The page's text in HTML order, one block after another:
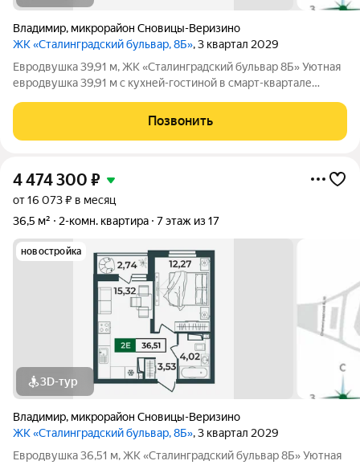
Владимир, микрорайон Сновицы-Веризино
ЖК «Сталинградский бульвар, 8Б», 3 квартал 2029
Евродвушка 39,91 м, ЖК «Сталинградский бульвар 8Б» Уютная
евродвушка 39,91 м с кухней-гостиной в смарт-квартале
планировка, современный дом и развитая инфраструктура
Позвонить
4 474 300 ₽
от 16 073 ₽ в месяц
36,5 м²
2-комн. квартира 7 этаж из 17
новостройка
3D-тур
Владимир, микрорайон Сновицы-Веризино
ЖК «Сталинградский бульвар, 8Б», 3 квартал 2029
Евродвушка 36,51 м, ЖК «Сталинградский бульвар 8Б» Уютная